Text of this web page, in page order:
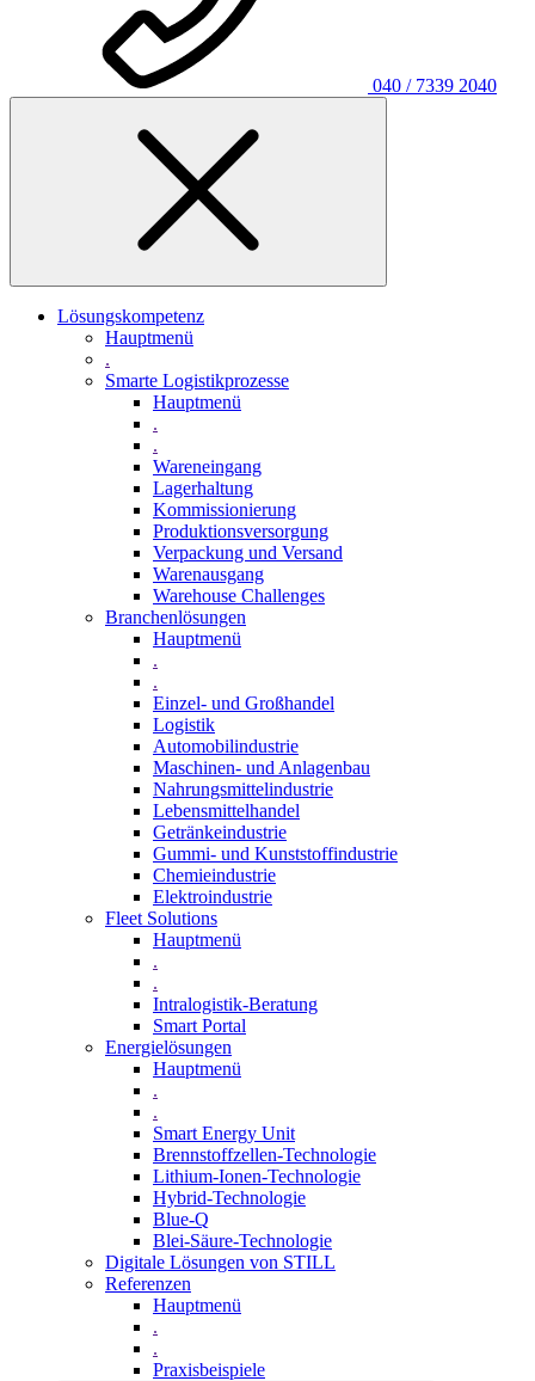
040 / 7339 2040
Lösungskompetenz
Hauptmenü
.
Smarte Logistikprozesse
Hauptmenü
.
.
Wareneingang
Lagerhaltung
Kommissionierung
Produktionsversorgung
Verpackung und Versand
Warenausgang
Warehouse Challenges
Branchenlösungen
Hauptmenü
.
.
Einzel- und Großhandel
Logistik
Automobilindustrie
Maschinen- und Anlagenbau
Nahrungsmittelindustrie
Lebensmittelhandel
Getränkeindustrie
Gummi­- und Kunststoffindustrie
Chemieindustrie
Elektroindustrie
Fleet Solutions
Hauptmenü
.
.
Intralogistik-Beratung
Smart Portal
Energielösungen
Hauptmenü
.
.
Smart Energy Unit
Brennstoffzellen-Technologie
Lithium-Ionen-Technologie
Hybrid-Technologie
Blue-Q
Blei-Säure-Technologie
Digitale Lösungen von STILL
Referenzen
Hauptmenü
.
.
Praxisbeispiele